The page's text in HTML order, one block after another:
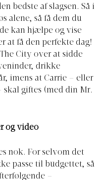
bedste af slagsen. Så i
alene, så få dem du
kan hjælpe og vise
at få den perfekte dag!
City over at sidde
drikke
imens at Carrie – eller
skal giftes (med din Mr.
og video
nok. For selvom det
passe til budgettet, så
–